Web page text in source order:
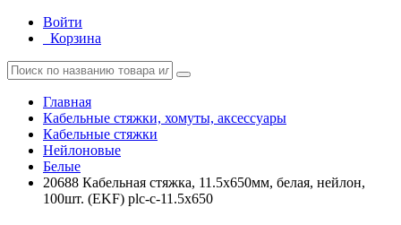
Войти
Корзина
Главная
Кабельные стяжки, хомуты, аксессуары
Кабельные стяжки
Нейлоновые
Белые
20688 Кабельная стяжка, 11.5х650мм, белая, нейлон,
100шт. (EKF) plc-c-11.5х650